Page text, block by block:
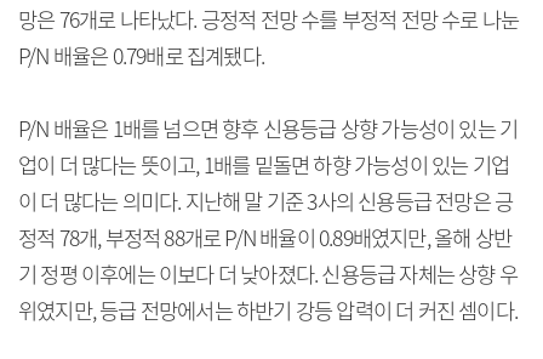
망은 76개로 나타났다. 긍정적 전망 수를 부정적 전망 수로 나눈
P/N 배율은 0.79배로 집계됐다.
P/N 배율은 1배를 넘으면 향후 신용등급 상향 가능성이 있는 기
업이 더 많다는 뜻이고, 1배를 밑돌면 하향 가능성이 있는 기업
이 더 많다는 의미다. 지난해 말 기준 3사의 신용등급 전망은 긍
정적 78개, 부정적 88개로 P/N 배율이 0.89배였지만, 올해 상반
기 정평 이후에는 이보다 더 낮아졌다. 신용등급 자체는 상향 우
위였지만, 등급 전망에서는 하반기 강등 압력이 더 커진 셈이다.